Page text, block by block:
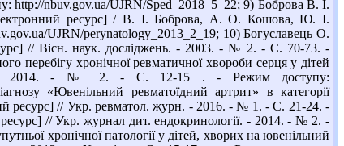
nbuv.gov.ua/UJRN/Sped_2018_5_22; 9) Боброва В. І.
[Електронний ресурс] / В. І. Боброва, А. О. Кошова, Ю. І.
UJRN/perynatology_2013_2_19; 10) Богуславець О.
// Вісн. наук. досліджень. - 2003. - № 2. - С. 70-73. -
перебігу хронічної ревматичної хвороби серця у дітей
- 2014. - № 2. - С. 12-15 . - Режим доступу:
«Ювенільний ревматоїдний артрит» в категорії
ресурс] // Укр. ревматол. журн. - 2016. - № 1. - С. 21-24. -
// Укр. журнал дит. ендокринології. - 2014. - № 2. -
хронічної патології у дітей, хворих на ювенільний